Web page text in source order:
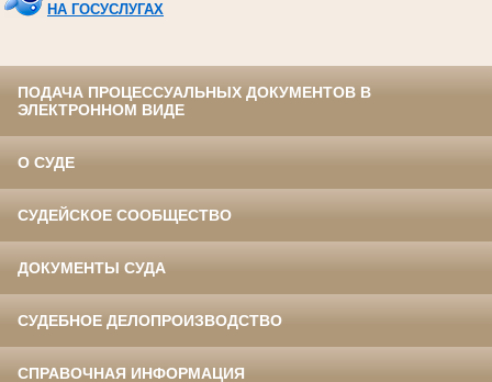
НА ГОСУСЛУГАХ
ПОДАЧА ПРОЦЕССУАЛЬНЫХ ДОКУМЕНТОВ В
ЭЛЕКТРОННОМ ВИДЕ
О СУДЕ
СУДЕЙСКОЕ СООБЩЕСТВО
ДОКУМЕНТЫ СУДА
СУДЕБНОЕ ДЕЛОПРОИЗВОДСТВО
СПРАВОЧНАЯ ИНФОРМАЦИЯ